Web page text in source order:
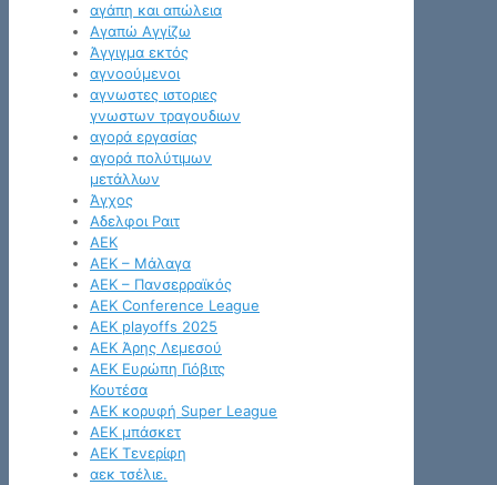
αγάπη και απώλεια
Αγαπώ Αγγίζω
Άγγιγμα εκτός
αγνοούμενοι
αγνωστες ιστοριες
γνωστων τραγουδιων
αγορά εργασίας
αγορά πολύτιμων
μετάλλων
Άγχος
Αδελφοι Ραιτ
ΑΕΚ
ΑΕΚ – Μάλαγα
ΑΕΚ – Πανσερραϊκός
ΑΕΚ Conference League
ΑΕΚ playoffs 2025
ΑΕΚ Άρης Λεμεσού
ΑΕΚ Ευρώπη Γιόβιτς
Κουτέσα
ΑΕΚ κορυφή Super League
ΑΕΚ μπάσκετ
ΑΕΚ Τενερίφη
αεκ τσέλιε.